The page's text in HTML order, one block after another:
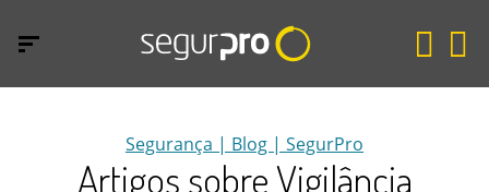
Segurança | Blog | SegurPro
Artigos sobre Vigilância